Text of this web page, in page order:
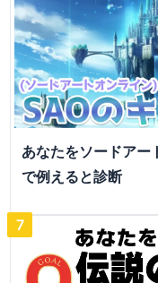
あなたをソードアー
で例えると診断
7